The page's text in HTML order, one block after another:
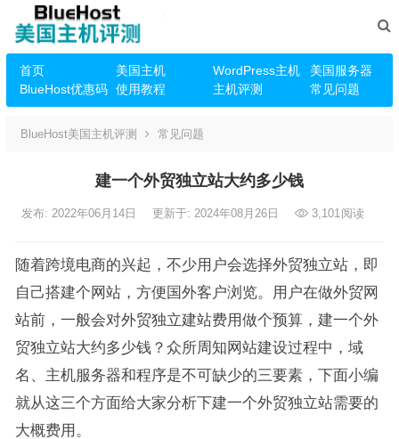
首页 美国主机 WordPress主机
美国服务器
BlueHost优惠码
使用教程 主机评测 常见问题
BlueHost美国主机评测 常见问题
建一个外贸独立站大约多少钱
发布: 2022年06月14日 更新于: 2024年08月26日 3,101阅读
随着跨境电商的兴起，不少用户会选择外贸独立站，即
自己搭建个网站，方便国外客户浏览。用户在做外贸网
站前，一般会对外贸独立建站费用做个预算，建一个外
贸独立站大约多少钱？众所周知网站建设过程中，域
名、主机服务器和程序是不可缺少的三要素，下面小编
就从这三个方面给大家分析下建一个外贸独立站需要的
大概费用。